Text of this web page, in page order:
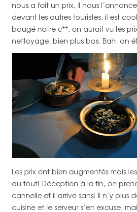
nous a fait un prix, il nous
devant les autres touristes, il est
bougé notre c**, on aurait vu les
nettoyage, bien plus bas. Bah, on
Les prix ont bien augmentés mais
du tout! Déception à la fin, on
cannelle et il arrive sans! Il n’y plus
cuisine et le serveur s’en excuse,